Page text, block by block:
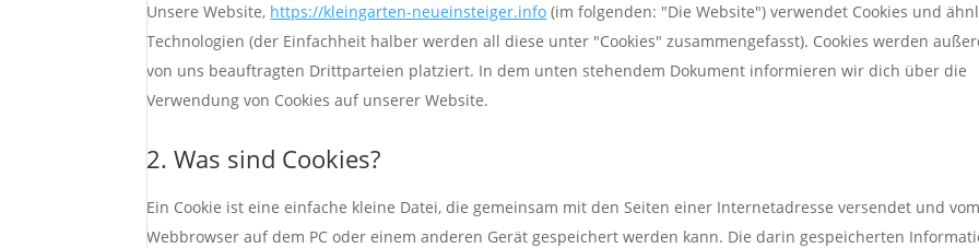
Unsere Website, https://kleingarten-neueinsteiger.info (im folgenden: "Die Website") verwendet Cookies und
Technologien (der Einfachheit halber werden all diese unter "Cookies" zusammengefasst). Cookies werden
von uns beauftragten Drittparteien platziert. In dem unten stehendem Dokument informieren wir dich über die
Verwendung von Cookies auf unserer Website.
2. Was sind Cookies?
Ein Cookie ist eine einfache kleine Datei, die gemeinsam mit den Seiten einer Internetadresse versendet und vom
Webbrowser auf dem PC oder einem anderen Gerät gespeichert werden kann. Die darin gespeicherten